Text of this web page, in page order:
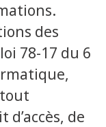
des
78-17 du 6
de